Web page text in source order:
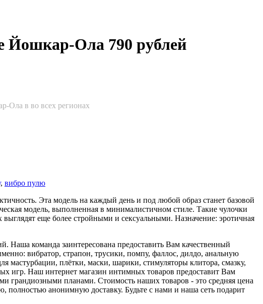
Йошкар-Ола 790 рублей
Ола в во всех регионах
, вибро пулю
Эта модель на каждый день и под любой образ станет базовой
модель, выполненная в минималистичном стиле. Такие чулочки
еще более стройными и сексуальными. Назначение: эротичная
команда заинтересована предоставить Вам качественный
вибратор, страпон, трусики, помпу, фаллос, дилдо, анальную
мастурбации, плётки, маски, шарики, стимуляторы клитора, смазку,
игр. Наш интернет магазин интимных товаров предоставит Вам
грандиозными планами. Стоимость наших товаров - это средняя цена
анонимную доставку. Будьте с нами и наша сеть подарит